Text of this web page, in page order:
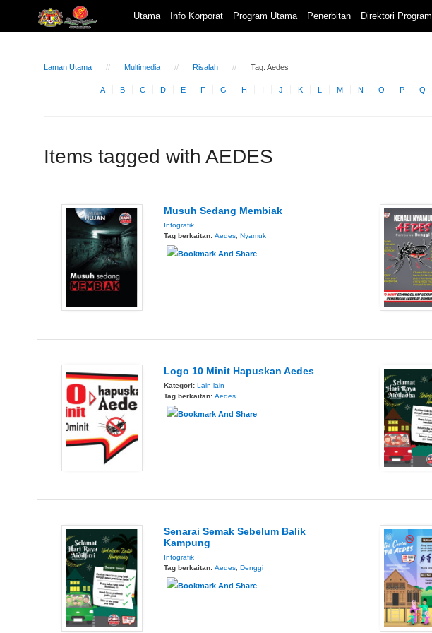
Utama Info Korporat Program Utama Penerbitan Direktori Program
Laman Utama Multimedia Risalah Tag: Aedes
A B C D E F G H I J K L M N O P Q
Items tagged with AEDES
Musuh Sedang Membiak
Infografik
Tag berkaitan: Aedes Nyamuk
Logo 10 Minit Hapuskan Aedes
Kategori: Lain-lain
Tag berkaitan: Aedes
Senarai Semak Sebelum Balik
Kampung
Infografik
Tag berkaitan: Aedes Denggi